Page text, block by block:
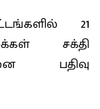
21
சக்தி
பதிவு